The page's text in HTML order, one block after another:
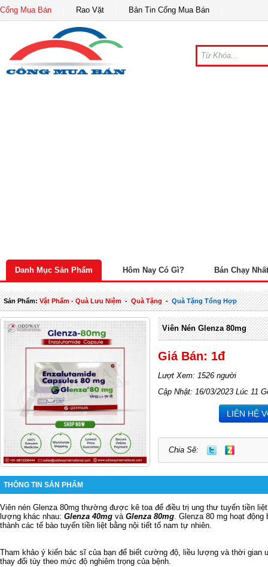
Cổng Mua Bán Rao Vặt Bản Tin Cổng Mua Bán
Danh Mục Sản Phẩm Hôm Nay Có Gì? Bán Chạy Nhất
Sản Phẩm:Vật Phẩm - Quà Lưu Niệm-Quà Tặng-Quà Tặng Tổng Hợp
Viên Nén Glenza 80mg
Giá Bán: 1đ
Lượt Xem: 1526 người
Cập Nhật: 16/03/2023 Lúc 11
LIÊN HỆ
Chia Sẽ:
THÔNG TIN SẢN PHẨM
Viên nén Glenza 80mg thường được kê toa để điều trị ung thư tuyến tiền
lượng khác nhau: Glenza 40mg và Glenza 80mg. Glenza 80 mg hoạt
thành các tế bào tuyến tiền liệt bằng nội tiết tố nam tự nhiên.
Tham khảo ý kiến ​​​​bác sĩ của bạn để biết cường độ, liều lượng và thời gian
thay đổi tùy theo mức độ nghiêm trọng của bệnh.